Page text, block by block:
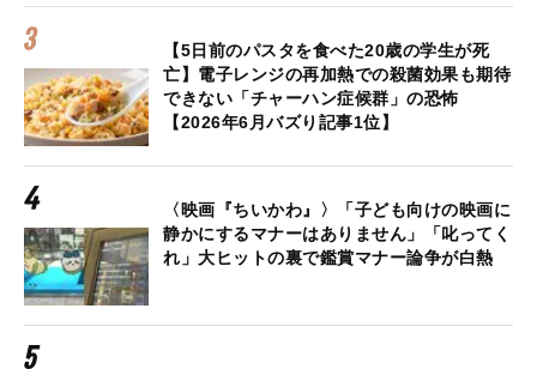
【5日前のパスタを食べた20歳の学生が死
亡】電子レンジの再加熱での殺菌効果も期待
できない「チャーハン症候群」の恐怖
【2026年6月バズり記事1位】
〈映画『ちいかわ』〉「子ども向けの映画に
静かにするマナーはありません」「叱ってく
れ」大ヒットの裏で鑑賞マナー論争が白熱